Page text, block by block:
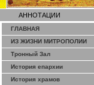
АННОТАЦИИ
ГЛАВНАЯ
ИЗ ЖИЗНИ МИТРОПОЛИИ
Тронный Зал
История епархии
История храмов